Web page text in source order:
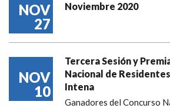
NOV
27
Noviembre 2020
NOV
10
Tercera Sesión y
Nacional de
Intena
Ganadores del Concurso